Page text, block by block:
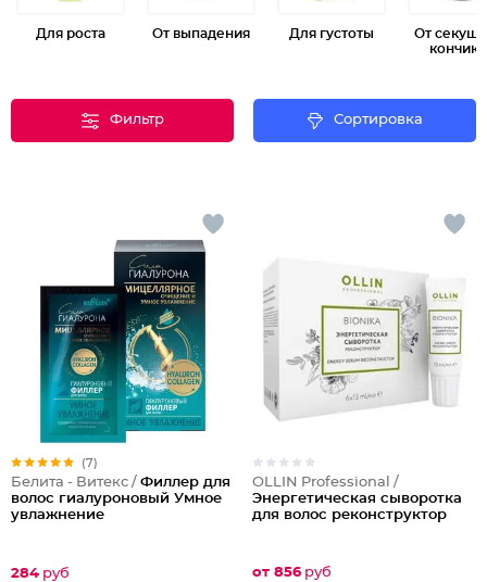
Для роста От выпадения Для густоты
От
Фильтр Сортировка
(7)
Белита - Витекс / Филлер для
волос гиалуроновый Умное
увлажнение
284 руб
OLLIN Professional /
Энергетическая сыворотка
для волос реконструктор
от 856 руб